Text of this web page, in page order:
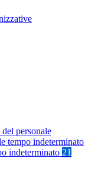
personale
tempo indeterminato
indeterminato 21